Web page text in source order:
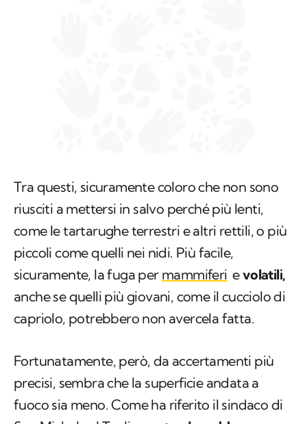
Tra questi, sicuramente coloro che non sono
riusciti a mettersi in salvo perché più lenti,
come le tartarughe terrestri e altri rettili, o più
piccoli come quelli nei nidi. Più facile,
sicuramente, la fuga per mammiferi evolatili,
anche se quelli più giovani, come il cucciolo di
capriolo, potrebbero non avercela fatta.
Fortunatamente, però, da accertamenti più
precisi, sembra che la superficie andata a
fuoco sia meno. Come ha riferito il sindaco di